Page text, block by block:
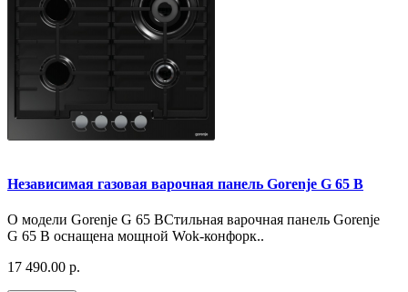
Независимая газовая варочная панель Gorenje G 65 B
О модели Gorenje G 65 BСтильная варочная панель Gorenje
G 65 B оснащена мощной Wok-конфорк..
17 490.00 р.